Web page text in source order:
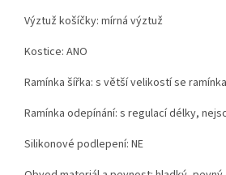
Výztuž košíčky: mírná výztuž
Kostice: ANO
Ramínka šířka: s větší velikostí se
Ramínka odepínání: s regulací délky,
Silikonové podlepení: NE